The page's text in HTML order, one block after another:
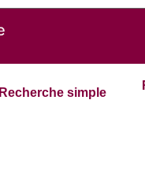
Recherche simple